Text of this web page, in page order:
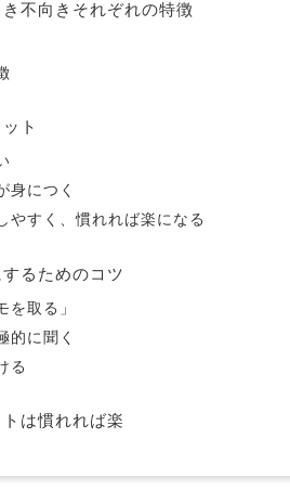
不向きそれぞれの特徴
ト
身につく
やすく、慣れれば楽になる
るためのコツ
を取る」
的に聞く
る
は慣れれば楽